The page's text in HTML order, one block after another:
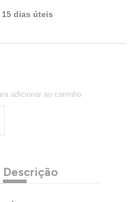
15 dias úteis
Descrição